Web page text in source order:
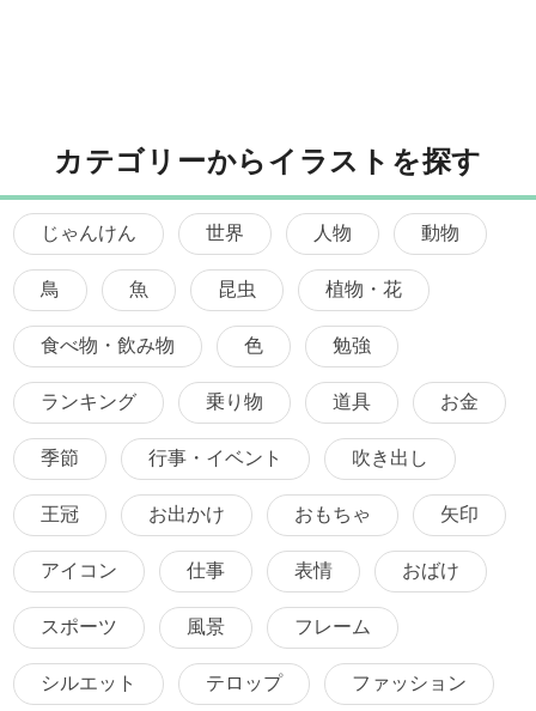
カテゴリーからイラストを探す
じゃんけん 世界 人物 動物
鳥 魚 昆虫 植物・花
食べ物・飲み物 色 勉強
ランキング 乗り物 道具 お金
季節 行事・イベント 吹き出し
王冠 お出かけ おもちゃ 矢印
アイコン 仕事 表情 おばけ
スポーツ 風景 フレーム
シルエット テロップ ファッション